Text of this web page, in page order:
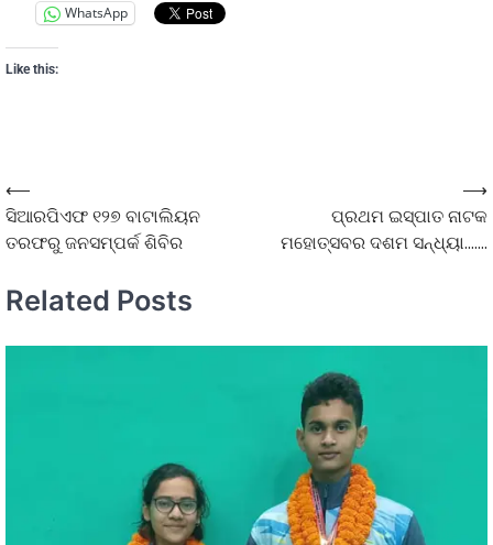
WhatsApp
Like this:
⟵
ସିଆରପିଏଫ ୧୨୭ ବାଟାଲିୟନ
ତରଫରୁ ଜନସମ୍ପର୍କ ଶିବିର
ପ୍ରଥମ ଇସ୍ପାତ ନାଟକ
ମହୋତ୍ସବର ଦଶମ ସନ୍ଧ୍ୟା…….
⟶
Related Posts